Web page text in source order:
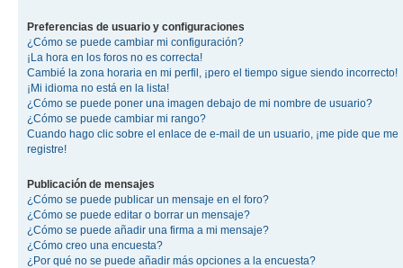
Preferencias de usuario y configuraciones
¿Cómo se puede cambiar mi configuración?
¡La hora en los foros no es correcta!
Cambié la zona horaria en mi perfil, ¡pero el tiempo sigue siendo incorrecto!
¡Mi idioma no está en la lista!
¿Cómo se puede poner una imagen debajo de mi nombre de usuario?
¿Cómo se puede cambiar mi rango?
Cuando hago clic sobre el enlace de e-mail de un usuario, ¡me pide que me
registre!
Publicación de mensajes
¿Cómo se puede publicar un mensaje en el foro?
¿Cómo se puede editar o borrar un mensaje?
¿Cómo se puede añadir una firma a mi mensaje?
¿Cómo creo una encuesta?
¿Por qué no se puede añadir más opciones a la encuesta?